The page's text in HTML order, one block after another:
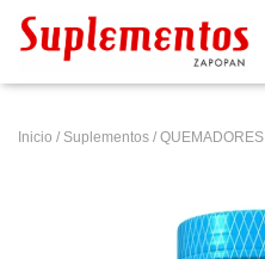
Inicio / Suplementos / QUEMADORES